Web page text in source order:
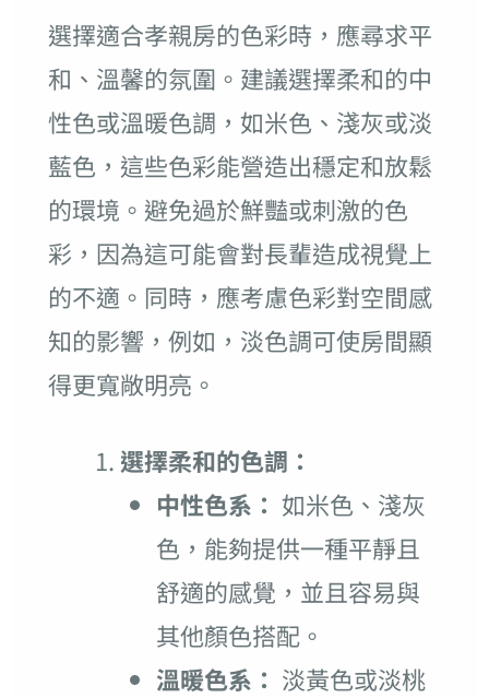
選擇適合孝親房的色彩時，應尋求平
和、溫馨的氛圍。建議選擇柔和的中
性色或溫暖色調，如米色、淺灰或淡
藍色，這些色彩能營造出穩定和放鬆
的環境。避免過於鮮豔或刺激的色
彩，因為這可能會對長輩造成視覺上
的不適。同時，應考慮色彩對空間感
知的影響，例如，淡色調可使房間顯
得更寬敞明亮。
選擇柔和的色調：
中性色系： 如米色、淺灰
色，能夠提供一種平靜且
舒適的感覺，並且容易與
其他顏色搭配。
溫暖色系： 淡黃色或淡桃